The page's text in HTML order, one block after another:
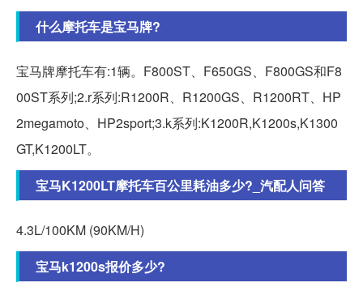
什么摩托车是宝马牌?
宝马牌摩托车有:1辆。F800ST、F650GS、F800GS和F8
00ST系列;2.r系列:R1200R、R1200GS、R1200RT、HP
2megamoto、HP2sport;3.k系列:K1200R,K1200s,K1300
GT,K1200LT。
宝马K1200LT摩托车百公里耗油多少?_汽配人问答
4.3L/100KM (90KM/H)
宝马k1200s报价多少?